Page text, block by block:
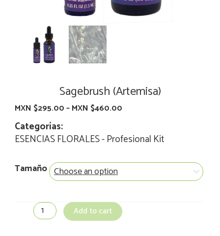
Sagebrush (Artemisa)
MXN $295.00–MXN $460.00
Categorías:
ESENCIAS FLORALES-Profesional Kit
Tamaño
Sagebrush
(Artemisa)
Add to cart